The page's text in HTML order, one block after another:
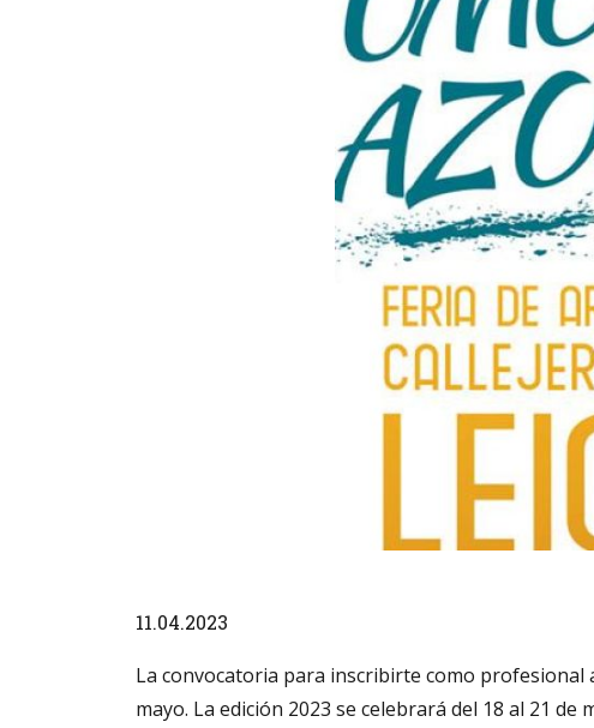
11.04.2023
La convocatoria para inscribirte como profesional
mayo. La edición 2023 se celebrará del 18 al 21